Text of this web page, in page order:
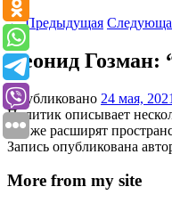
←Предыдущая
Леонид Гозман:
Опубликовано 24 мая, 2021
Политик описывает
все же расширят
Запись опубликована
More from my site